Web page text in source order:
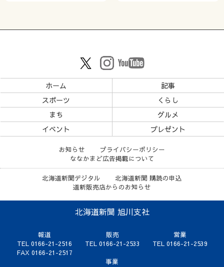
ホーム
記事
スポーツ
くらし
まち
グルメ
イベント
プレゼント
お知らせ
プライバシーポリシー
ななかまど広告掲載について
北海道新聞デジタル
北海道新聞 購読の申込
道新販売店からのお知らせ
北海道新聞 旭川支社
報道
TEL 0166-21-2516
FAX 0166-21-2517
販売
TEL 0166-21-2533
営業
TEL 0166-21-2539
事業